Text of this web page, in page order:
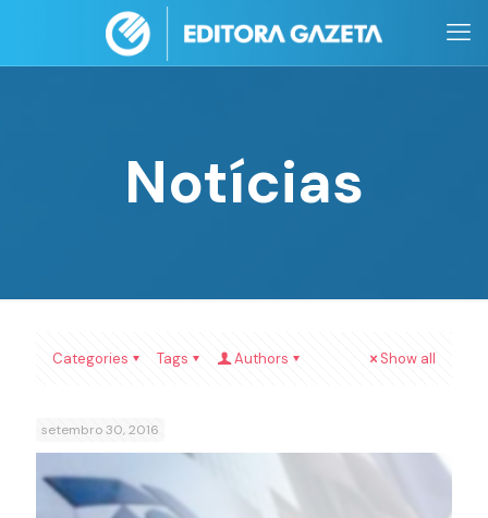
Notícias
Categories Tags Authors Show all
setembro 30, 2016